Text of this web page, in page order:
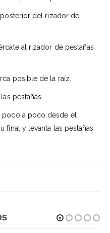
posterior del rizador de
al rizador de pestañas
posible de la raíz.
pestañas.
poco a poco desde el
final y levanta las pestañas.